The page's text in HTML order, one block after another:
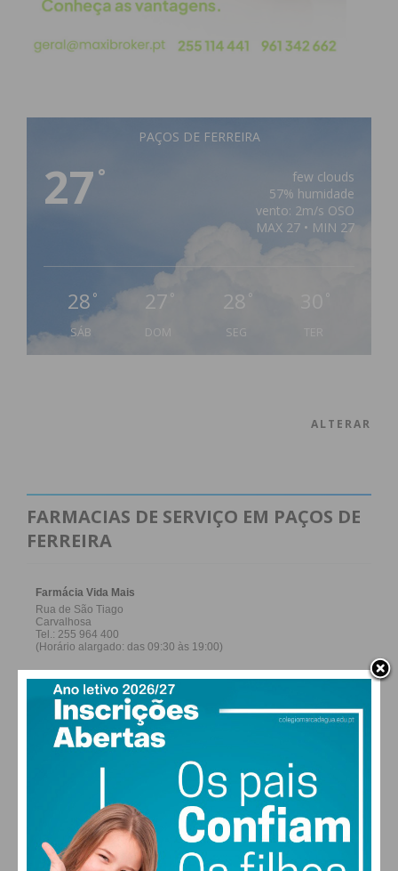
PAÇOS DE FERREIRA
27 °
few clouds
57% humidade
vento: 2m/s OSO
MAX 27 • MIN 27
28 °
SÁB
27 °
DOM
28 °
SEG
ALTERAR
FARMACIAS DE SERVIÇO EM PAÇOS DE
FERREIRA
27,0k
Fans
0
Followers
1,2k
Subscribers